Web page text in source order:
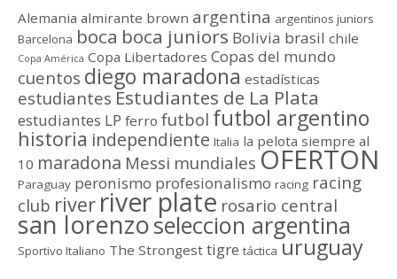
Alemania almirante brown argentina argentinos juniors
Barcelona boca boca juniors Bolivia brasil chile
Copa América Copa Libertadores Copas del mundo
cuentos diego maradona estadísticas
estudiantes Estudiantes de La Plata
estudiantes LP ferro futbol futbol argentino
historia independiente Italia la pelota siempre al
10 maradona Messi mundiales OFERTON
Paraguay peronismo profesionalismo racing racing
club river river plate rosario central
san lorenzoseleccion argentina
Sportivo Italiano The Strongest tigre táctica uruguay